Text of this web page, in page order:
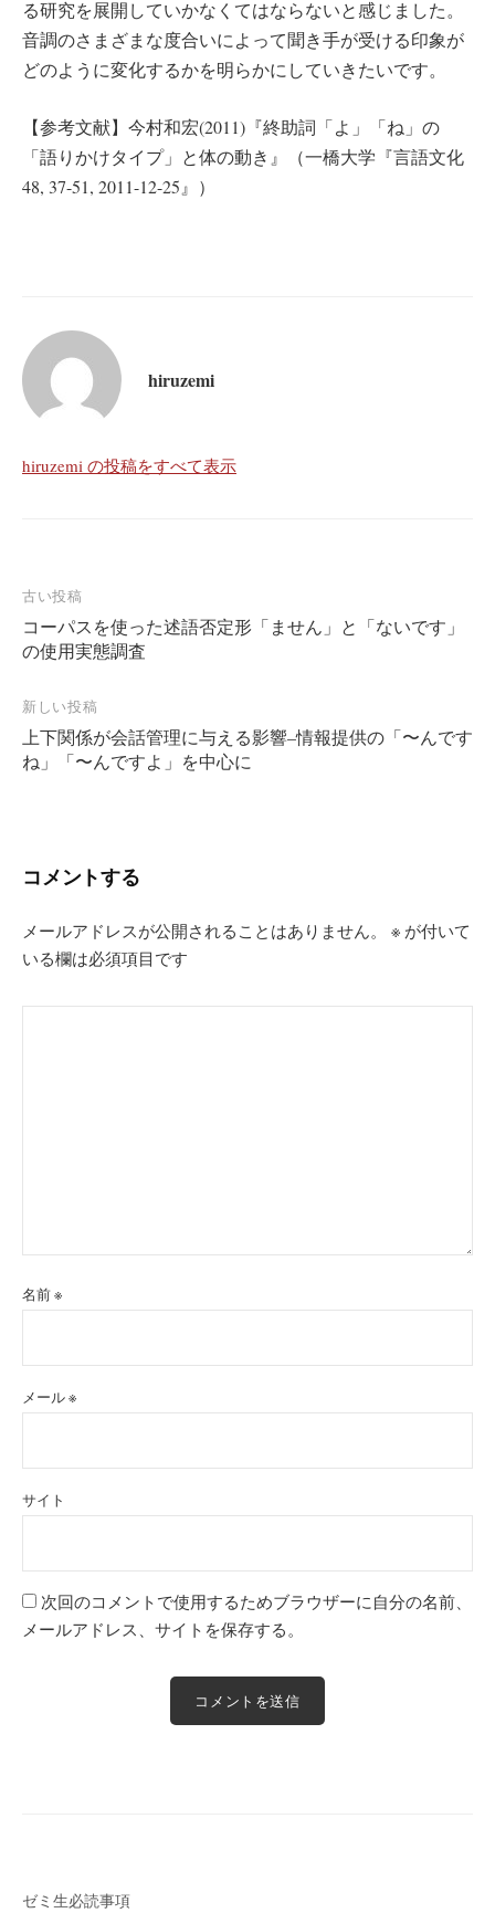
る研究を展開していかなくてはならないと感じました。
音調のさまざまな度合いによって聞き手が受ける印象が
どのように変化するかを明らかにしていきたいです。
【参考文献】今村和宏(2011)『終助詞「よ」「ね」の
「語りかけタイプ」と体の動き』（一橋大学『言語文化
48, 37-51, 2011-12-25』）
hiruzemi
hiruzemi の投稿をすべて表示
投
稿
ナ
ビ
ゲ
ー
ン
古い投稿
コーパスを使った述語否定形「ません」と「ないです」
の使用実態調査
新しい投稿
上下関係が会話管理に与える影響–情報提供の「〜んです
ね」「〜んですよ」を中心に
コメントする
メールアドレスが公開されることはありません。 ※ が付いて
いる欄は必須項目です
名前※
メール※
サイト
次回のコメントで使用するためブラウザーに自分の名前、
メールアドレス、サイトを保存する。
ゼミ生必読事項